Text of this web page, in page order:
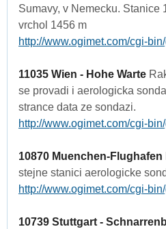
Sumavy, v Nemecku. Stanice
vrchol 1456 m
http://www.ogimet.com/cgi-
11035 Wien - Hohe Warte
se provadi i aerologicka
strance data ze sondazi.
http://www.ogimet.com/cgi-
10870 Muenchen-Flughafen
stejne stanici aerologicke
http://www.ogimet.com/cgi-
10739 Stuttgart -